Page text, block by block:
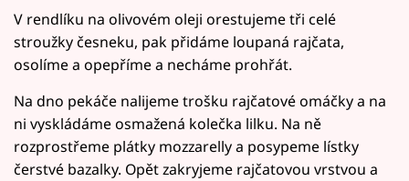
V rendlíku na olivovém oleji orestujeme tři celé
stroužky česneku, pak přidáme loupaná rajčata,
osolíme a opepříme a necháme prohřát.
Na dno pekáče nalijeme trošku rajčatové omáčky a na
ni vyskládáme osmažená kolečka lilku. Na ně
rozprostřeme plátky mozzarelly a posypeme lístky
čerstvé bazalky. Opět zakryjeme rajčatovou vrstvou a